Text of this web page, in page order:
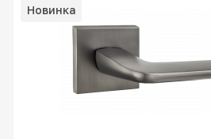
Новинка